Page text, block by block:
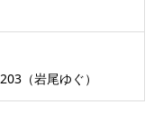
（岩尾ゆぐ）